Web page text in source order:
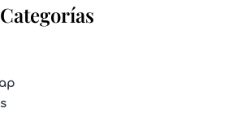
Categorías